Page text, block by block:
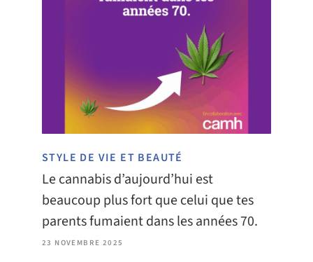
STYLE DE VIE ET BEAUTÉ
Le cannabis d’aujourd’hui est
beaucoup plus fort que celui que tes
parents fumaient dans les années 70.
23 NOVEMBRE 2025